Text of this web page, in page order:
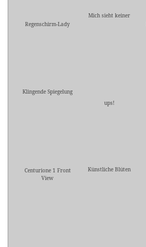
Regenschirm-Lady
Mich sieht keiner
Klingende Spiegelung
ups!
Centurione 1 Front
View
Künstliche Blüten